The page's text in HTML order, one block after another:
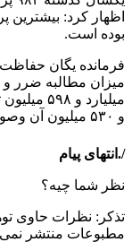
اظهار کرد: بیشترین
بوده است.
فرمانده یگان
و ۵۳۰ میلیون آن وصول شده است./فارس
/.انتهای پیام
نظر شما چیه؟
تذكر: نظرات حاوی
مطبوعات منتشر